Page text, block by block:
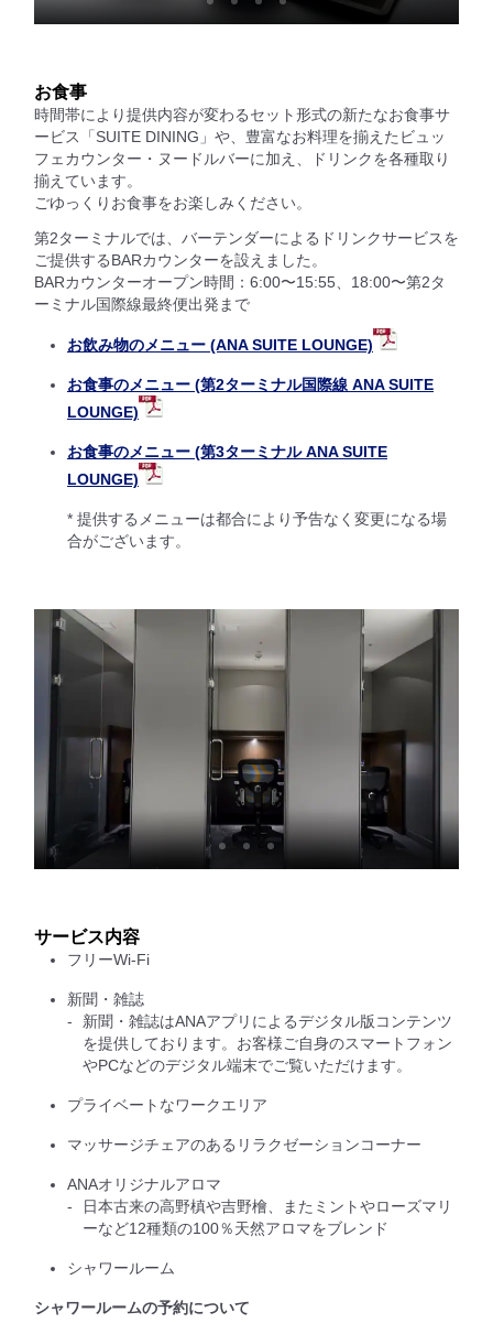
お食事
時間帯により提供内容が変わるセット形式の新たなお食事サ
ービス「SUITE DINING」や、豊富なお料理を揃えたビュッ
フェカウンター・ヌードルバーに加え、ドリンクを各種取り
揃えています。
ごゆっくりお食事をお楽しみください。
第2ターミナルでは、バーテンダーによるドリンクサービスを
ご提供するBARカウンターを設えました。
BARカウンターオープン時間：6:00〜15:55、18:00〜第2タ
ーミナル国際線最終便出発まで
お飲み物のメニュー (ANA SUITE LOUNGE)
お食事のメニュー (第2ターミナル国際線 ANA SUITE
LOUNGE)
お食事のメニュー (第3ターミナル ANA SUITE
LOUNGE)
* 提供するメニューは都合により予告なく変更になる場
合がございます。
サービス内容
フリーWi-Fi
新聞・雑誌
新聞・雑誌はANAアプリによるデジタル版コンテンツ
を提供しております。お客様ご自身のスマートフォン
やPCなどのデジタル端末でご覧いただけます。
プライベートなワークエリア
マッサージチェアのあるリラクゼーションコーナー
ANAオリジナルアロマ
日本古来の高野槙や吉野檜、またミントやローズマリ
ーなど12種類の100％天然アロマをブレンド
シャワールーム
シャワールームの予約について